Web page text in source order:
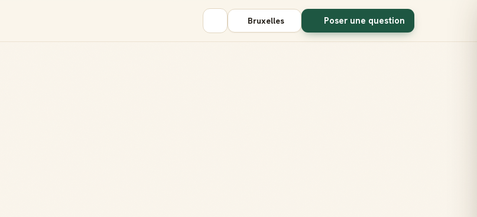
Bruxelles Poser une question